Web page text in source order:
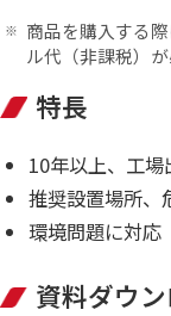
商品を購入する
ル代（非課税）
特長
10年以上、工
推奨設置場所、
環境問題に対応
資料ダウ